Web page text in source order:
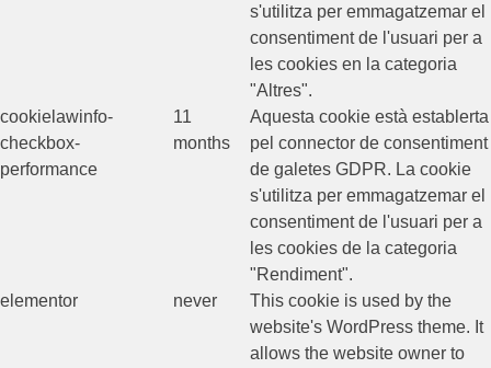
s'utilitza per emmagatzemar el
consentiment de l'usuari per a
les cookies en la categoria
"Altres".
cookielawinfo-
checkbox-
performance
11
months
Aquesta cookie està establerta
pel connector de consentiment
de galetes GDPR. La cookie
s'utilitza per emmagatzemar el
consentiment de l'usuari per a
les cookies de la categoria
"Rendiment".
elementor
never
This cookie is used by the
website's WordPress theme. It
allows the website owner to